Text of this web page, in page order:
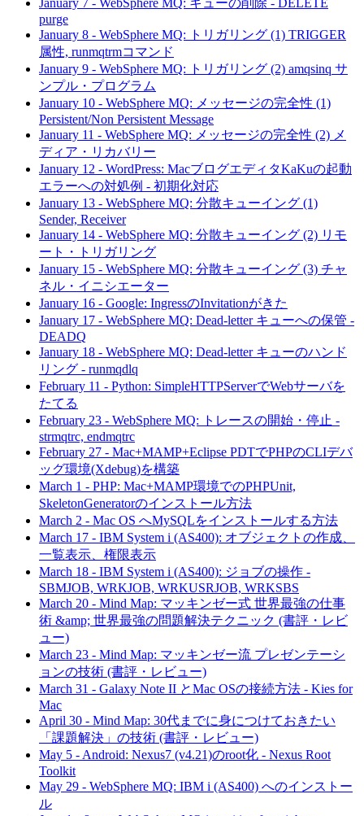
purge
January 8 - WebSphere MQ: トリガリング (1) TRIGGER
属性, runmqtrmコマンド
January 9 - WebSphere MQ: トリガリング (2) amqsinq サ
ンプル・プログラム
January 10 - WebSphere MQ: メッセージの完全性 (1)
Persistent/Non Persistent Message
January 11 - WebSphere MQ: メッセージの完全性 (2) メ
ディア・リカバリー
January 12 - WordPress: MacブログエディタKaKuの起動
エラーへの対処例 - 初期化対応
January 13 - WebSphere MQ: 分散キューイング (1)
Sender, Receiver
January 14 - WebSphere MQ: 分散キューイング (2) リモ
ート・トリガリング
January 15 - WebSphere MQ: 分散キューイング (3) チャ
ネル・イニシエーター
January 16 - Google: IngressのInvitationがきた
January 17 - WebSphere MQ: Dead-letter キューへの保管 -
DEADQ
January 18 - WebSphere MQ: Dead-letter キューのハンド
リング - runmqdlq
February 11 - Python: SimpleHTTPServerでWebサーバを
たてる
February 23 - WebSphere MQ: トレースの開始・停止 -
strmqtrc, endmqtrc
February 27 - Mac+MAMP+Eclipse PDTでPHPのCLIデバ
ッグ環境(Xdebug)を構築
March 1 - PHP: Mac+MAMP環境でのPHPUnit,
SkeletonGeneratorのインストール方法
March 2 - Mac OS へMySQLをインストールする方法
March 17 - IBM System i (AS400): オブジェクトの作成、
一覧表示、権限表示
March 18 - IBM System i (AS400): ジョブの操作 -
SBMJOB, WRKJOB, WRKUSRJOB, WRKSBS
March 20 - Mind Map: マッキンゼー式 世界最強の仕事
術 &amp; 世界最強の問題解決テクニック (書評・レビ
ュー)
March 23 - Mind Map: マッキンゼー流 プレゼンテーシ
ョンの技術 (書評・レビュー)
March 31 - Galaxy Note II とMac OSの接続方法 - Kies for
Mac
April 30 - Mind Map: 30代までに身につけておきたい
「課題解決」の技術 (書評・レビュー)
May 5 - Android: Nexus7 (v4.21)のroot化 - Nexus Root
Toolkit
May 29 - WebSphere MQ: IBM i (AS400) へのインストー
ル